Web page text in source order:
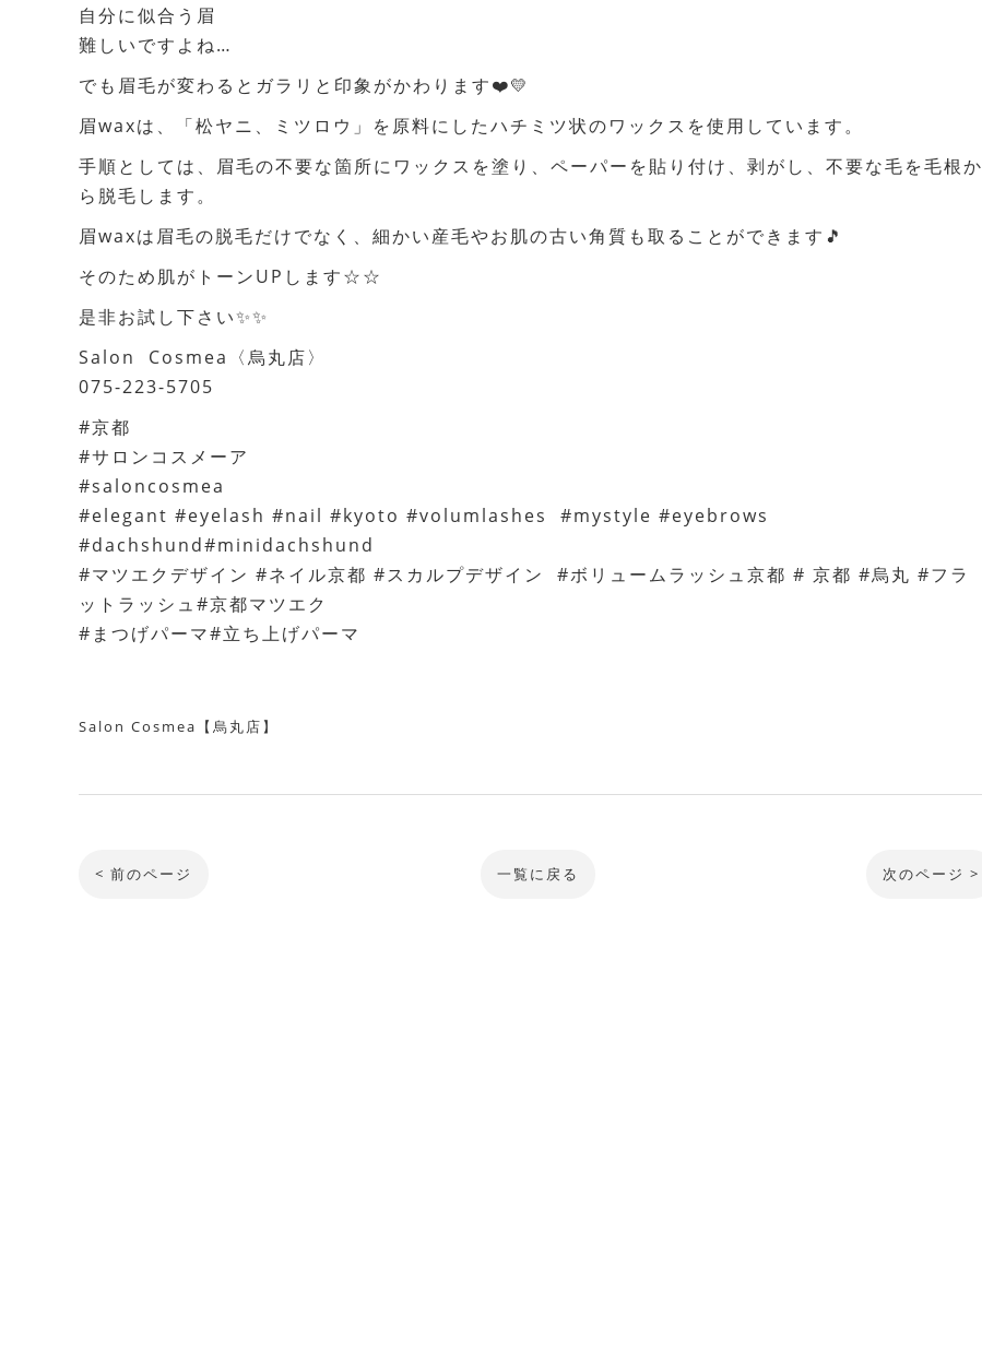
自分に似合う眉
難しいですよね…
でも眉毛が変わるとガラリと印象がかわります❤️💛
眉waxは、「松ヤニ、ミツロウ」を原料にしたハチミツ状のワックスを使用しています。
手順としては、眉毛の不要な箇所にワックスを塗り、ペーパーを貼り付け、剥がし、不要な毛を毛根か
ら脱毛します。
眉waxは眉毛の脱毛だけでなく、細かい産毛やお肌の古い角質も取ることができます🎵
そのため肌がトーンUPします☆☆
是非お試し下さい✨✨
Salon Cosmea〈烏丸店〉
075-223-5705
#京都
#サロンコスメーア
#saloncosmea
#elegant #eyelash #nail #kyoto #volumlashes #mystyle #eyebrows
#dachshund#minidachshund
#マツエクデザイン #ネイル京都 #スカルプデザイン #ボリュームラッシュ京都 # 京都 #烏丸 #フラ
ットラッシュ#京都マツエク
#まつげパーマ#立ち上げパーマ
Salon Cosmea【烏丸店】
< 前のページ 一覧に戻る 次のページ >